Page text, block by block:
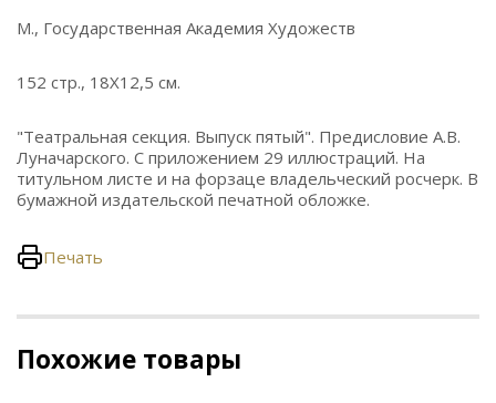
М., Государственная Академия Художеств
152 стр., 18Х12,5 см.
"Театральная секция. Выпуск пятый". Предисловие А.В.
Луначарского. С приложением 29 иллюстраций. На
титульном листе и на форзаце владельческий росчерк. В
бумажной издательской печатной обложке.
Печать
Похожие товары